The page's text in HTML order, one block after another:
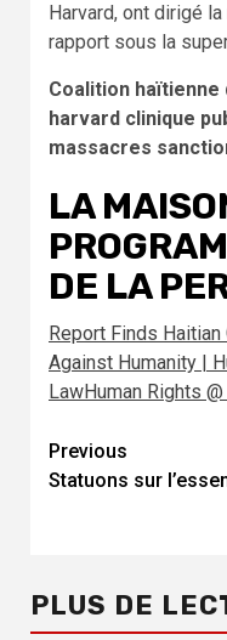
Harvard, ont dirigé
rapport sous la
Coalition haïtienne
harvard clinique
massacres
LA
DE LA
Report Finds
Against Humanity |
LawHuman Rights
Continue
Reading
Previous
Statuons sur
PLUS DE